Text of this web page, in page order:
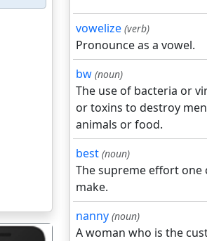
vowelize (verb)
Pronounce as a vowel.
bw (noun)
The use of bacteria or
or toxins to destroy
animals or food.
best (noun)
The supreme effort one
make.
nanny (noun)
A woman who is the